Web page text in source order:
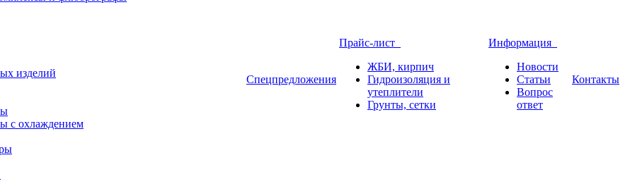
изделий
с охлаждением
Спецпредложения
Прайс-лист
ЖБИ, кирпич
Гидроизоляция и
утеплители
Грунты, сетки
Информация
Новости
Статьи
Вопрос
ответ
Контакты